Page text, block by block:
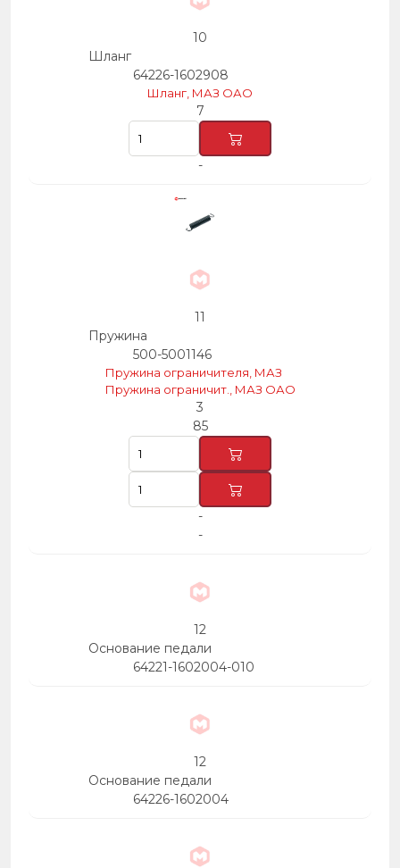
10
Шланг
64226-1602908
Шланг, МАЗ ОАО
7
-
11
Пружина
500-5001146
Пружина ограничителя, МАЗ
Пружина ограничит., МАЗ ОАО
3
85
-
-
12
Основание педали
64221-1602004-010
12
Основание педали
64226-1602004